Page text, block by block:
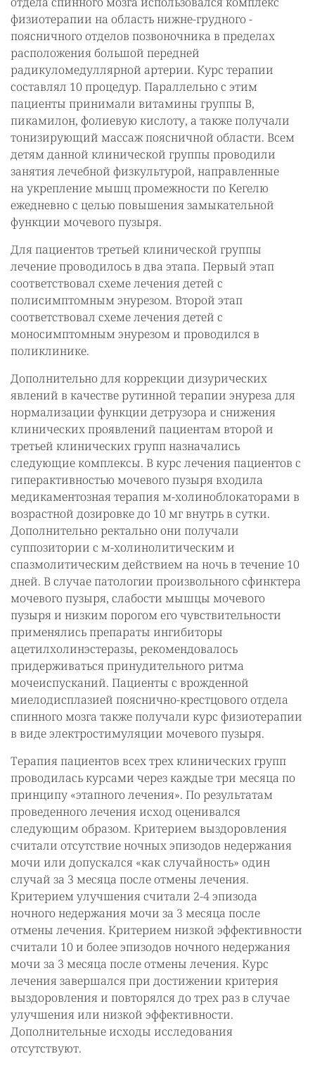
физиотерапии на область нижне-грудного -
поясничного отделов позвоночника в пределах
расположения большой передней
радикуломедуллярной артерии. Курс терапии
составлял 10 процедур. Параллельно с этим
пациенты принимали витамины группы В,
пикамилон, фолиевую кислоту, а также получали
тонизирующий массаж поясничной области. Всем
детям данной клинической группы проводили
занятия лечебной физкультурой, направленные
на укрепление мышц промежности по Кегелю
ежедневно с целью повышения замыкательной
функции мочевого пузыря.
Для пациентов третьей клинической группы
лечение проводилось в два этапа. Первый этап
соответствовал схеме лечения детей с
полисимптомным энурезом. Второй этап
соответствовал схеме лечения детей с
моносимптомным энурезом и проводился в
поликлинике.
Дополнительно для коррекции дизурических
явлений в качестве рутинной терапии энуреза для
нормализации функции детрузора и снижения
клинических проявлений пациентам второй и
третьей клинических групп назначались
следующие комплексы. В курс лечения пациентов с
гиперактивностью мочевого пузыря входила
медикаментозная терапия м-холиноблокаторами в
возрастной дозировке до 10 мг внутрь в сутки.
Дополнительно ректально они получали
суппозитории с м-холинолитическим и
спазмолитическим действием на ночь в течение 10
дней. В случае патологии произвольного сфинктера
мочевого пузыря, слабости мышцы мочевого
пузыря и низким порогом его чувствительности
применялись препараты ингибиторы
ацетилхолинэстеразы, рекомендовалось
придерживаться принудительного ритма
мочеиспусканий. Пациенты с врожденной
миелодисплазией пояснично-крестцового отдела
спинного мозга также получали курс физиотерапии
в виде электростимуляции мочевого пузыря.
Терапия пациентов всех трех клинических групп
проводилась курсами через каждые три месяца по
принципу «этапного лечения». По результатам
проведенного лечения исход оценивался
следующим образом. Критерием выздоровления
считали отсутствие ночных эпизодов недержания
мочи или допускался «как случайность» один
случай за 3 месяца после отмены лечения.
Критерием улучшения считали 2-4 эпизода
ночного недержания мочи за 3 месяца после
отмены лечения. Критерием низкой эффективности
считали 10 и более эпизодов ночного недержания
мочи за 3 месяца после отмены лечения. Курс
лечения завершался при достижении критерия
выздоровления и повторялся до трех раз в случае
улучшения или низкой эффективности.
Дополнительные исходы исследования
отсутствуют.